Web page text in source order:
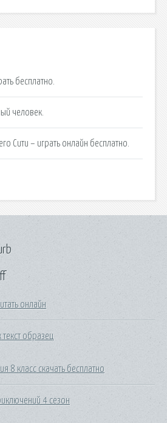
бесплатно.
человек.
Сити – играть онлайн бесплатно.
онлайн
образец
8 класс скачать бесплатно
4 сезон